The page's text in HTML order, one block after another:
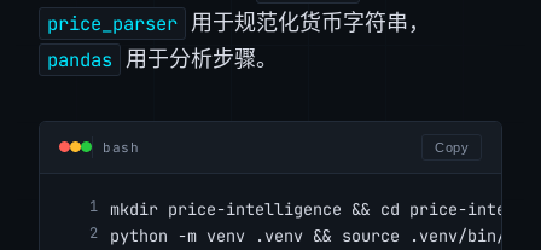
price_parser 用于规范化货币字符串，
pandas 用于分析步骤。
bash Copy
mkdir price-intelligence && cd price-
python -m venv .venv && source .venv/bin/